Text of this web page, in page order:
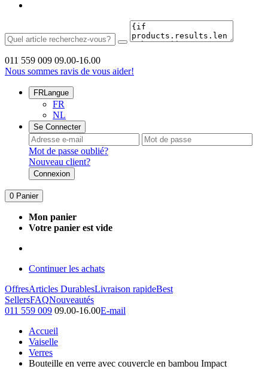
011 559 009 09.00-16.00
Nous sommes ravis de vous aider!
FRLangue
FR
NL
Se Connecter
Mot de passe oublié?
Nouveau client?
Connexion
0 Panier
Mon panier
Votre panier est vide
Continuer les achats
OffresArticles DurablesLivraison rapideBest
SellersFAQNouveautés
011 559 009 09.00-16.00E-mail
Accueil
Vaiselle
Verres
Bouteille en verre avec couvercle en bambou Impact